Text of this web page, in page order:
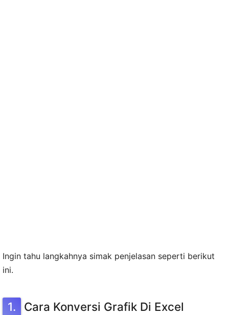
Ingin tahu langkahnya simak penjelasan seperti berikut
ini.
Cara Konversi Grafik Di Excel